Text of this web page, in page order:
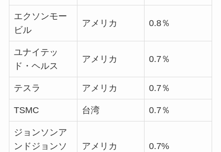
エクソンモー
ビル
アメリカ 0.8％
ユナイテッ
ド・ヘルス
アメリカ 0.7％
テスラ アメリカ 0.7％
TSMC 台湾 0.7％
ジョンソンア
ンドジョンソ
アメリカ 0.7%